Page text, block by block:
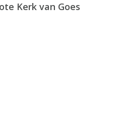
Kerk van Goes